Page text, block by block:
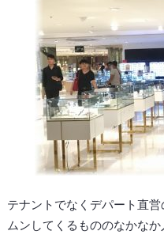
テナントでなくデパート直
ムンしてくるもののなかなか